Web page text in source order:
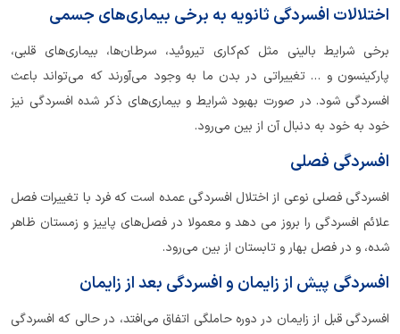
اختلالات افسردگی ثانویه به برخی بیماری‌های جسمی
برخی شرایط بالینی مثل کم‌کاری تیروئید، سرطان‌ها، بیماری‌های قلبی،
پارکینسون و … تغییراتی در بدن ما به وجود می‌آورند که می‌تواند باعث
افسردگی شود. در صورت بهبود شرایط و بیماری‌های ذکر شده افسردگی نیز
خود به خود به دنبال آن از بین می‌رود.
افسردگی فصلی
افسردگی فصلی نوعی از اختلال افسردگی عمده است که فرد با تغییرات فصل
علائم افسردگی را بروز می دهد و معمولا در فصل‌های پاییز و زمستان ظاهر
شده، و در فصل بهار و تابستان از بین می‌رود.
افسردگی پیش از زایمان و افسردگی بعد از زایمان
افسردگی قبل از زایمان در دوره حاملگی اتفاق می‌افتد، در حالی که افسردگی